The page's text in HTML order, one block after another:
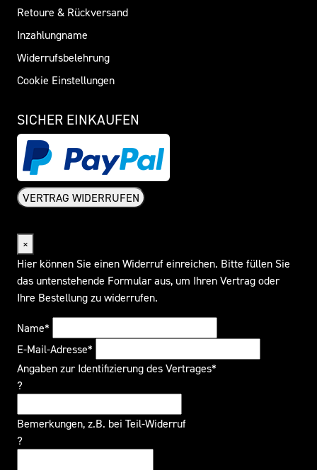
Retoure & Rückversand
Inzahlungname
Widerrufsbelehrung
Cookie Einstellungen
SICHER EINKAUFEN
VERTRAG WIDERRUFEN
×
Hier können Sie einen Widerruf einreichen. Bitte füllen Sie
das untenstehende Formular aus, um Ihren Vertrag oder
Ihre Bestellung zu widerrufen.
Name*
E-Mail-Adresse*
Angaben zur Identifizierung des Vertrages*
?
Bemerkungen, z.B. bei Teil-Widerruf
?